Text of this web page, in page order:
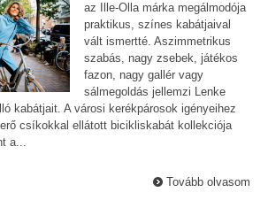
az Ille-Olla márka megálmodója
praktikus, színes kabátjaival
vált ismertté. Aszimmetrikus
szabás, nagy zsebek, játékos
fazon, nagy gallér vagy
sálmegoldás jellemzi Lenke
kabátjait. A városi kerékpárosok igényeihez
csíkokkal ellátott bicikliskabát kollekciója
a...
Tovább olvasom